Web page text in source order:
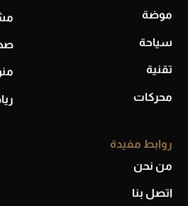
موضة
سياحة
تقنية
محركات
روابط مفيدة
من نحن
اتصل بنا